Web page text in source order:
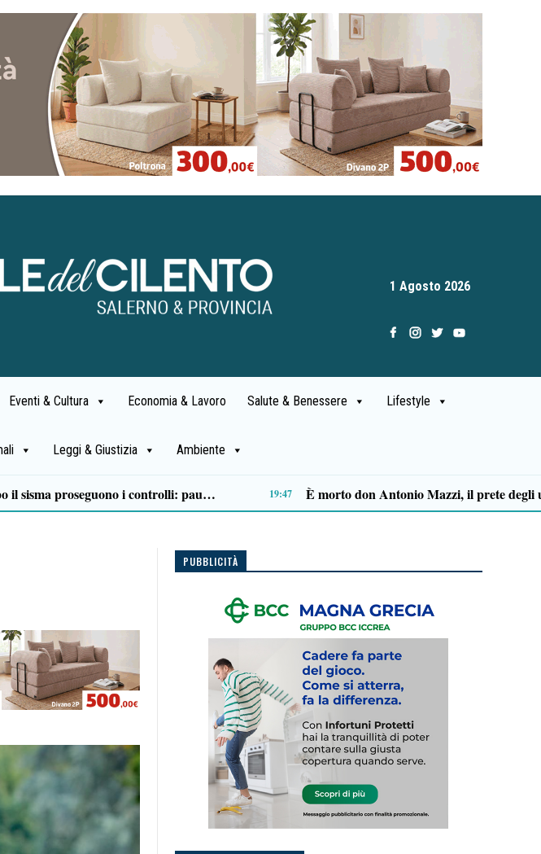
1 Agosto 2026
Eventi & Cultura Economia & Lavoro Salute & Benessere Lifestyle
Leggi & Giustizia Ambiente
Ascea, Pietro D’Angiolillo: «La nuova giunta guarda al futuro, con gli occhi del passato» 13:11
PUBBLICITÀ